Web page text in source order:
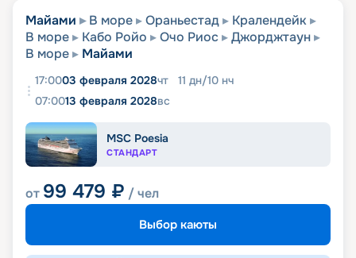
Майами В море Ораньестад
Кралендейк
В море
Кабо Ройо Очо Риос
Джорджтаун
В море
Майами
17:0003 февраля 2028чт 11 дн/10 нч
07:0013 февраля 2028вс
MSC Poesia
СТАНДАРТ
от 99 479 ₽ / чел
Выбор каюты